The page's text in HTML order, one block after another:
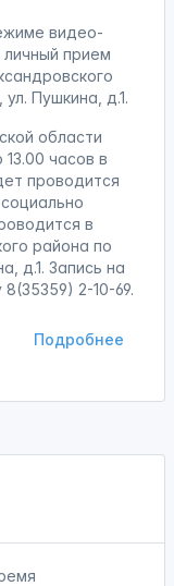
видео-
прием
Пушкина, д.1.
области
часов в
проводится
в
района по
д.1. Запись на
2-10-69.
Подробнее